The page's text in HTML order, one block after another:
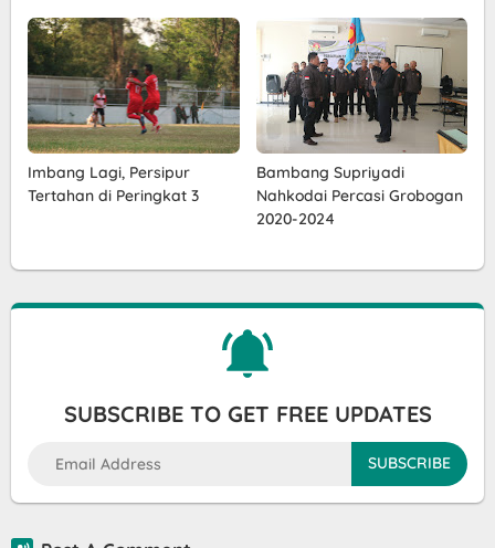
Imbang Lagi, Persipur
Tertahan di Peringkat 3
Bambang Supriyadi
Nahkodai Percasi Grobogan
2020-2024
SUBSCRIBE TO GET FREE UPDATES